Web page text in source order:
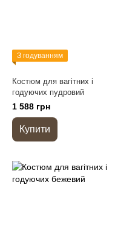
З годуванням
Костюм для вагітних і
годуючих пудровий
1 588 грн
Купити